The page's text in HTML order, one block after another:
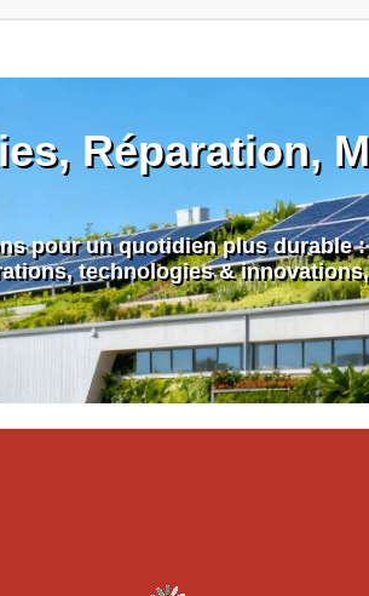
Réparation,
pour un quotidien plus durable
technologies &